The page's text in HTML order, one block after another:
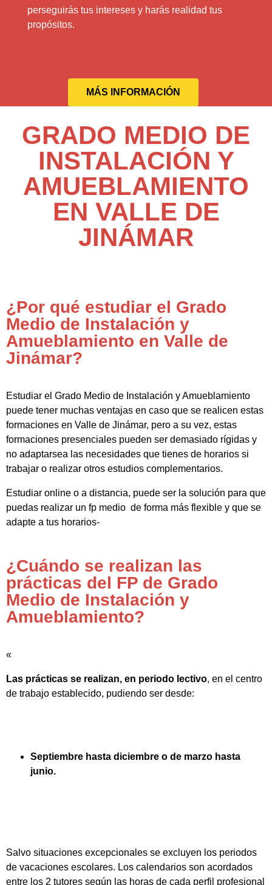
perseguirás tus intereses y harás realidad tus
propósitos.
MÁS INFORMACIÓN
GRADO MEDIO DE
INSTALACIÓN Y
AMUEBLAMIENTO
EN VALLE DE
JINÁMAR
¿Por qué estudiar el Grado
Medio de Instalación y
Amueblamiento en Valle de
Jinámar?
Estudiar el Grado Medio de Instalación y Amueblamiento
puede tener muchas ventajas en caso que se realicen estas
formaciones en Valle de Jinámar, pero a su vez, estas
formaciones presenciales pueden ser demasiado rígidas y
no adaptarsea las necesidades que tienes de horarios si
trabajar o realizar otros estudios complementarios.
Estudiar online o a distancia, puede ser la solución para que
puedas realizar un fp medio de forma más flexible y que se
adapte a tus horarios-
¿Cuándo se realizan las
prácticas del FP de Grado
Medio de Instalación y
Amueblamiento?
«
Las prácticas se realizan, en periodo lectivo, en el centro
de trabajo establecido, pudiendo ser desde:
Septiembre hasta diciembre o de marzo hasta
junio.
Salvo situaciones excepcionales se excluyen los periodos
de vacaciones escolares. Los calendarios son acordados
entre los 2 tutores según las horas de cada perfil profesional